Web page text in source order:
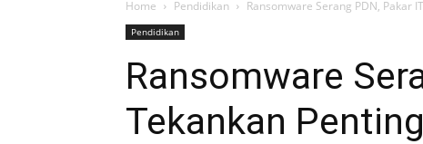
Home Pendidikan Ransomware Serang PDN, Pakar
Pendidikan
Ransomware
Tekankan